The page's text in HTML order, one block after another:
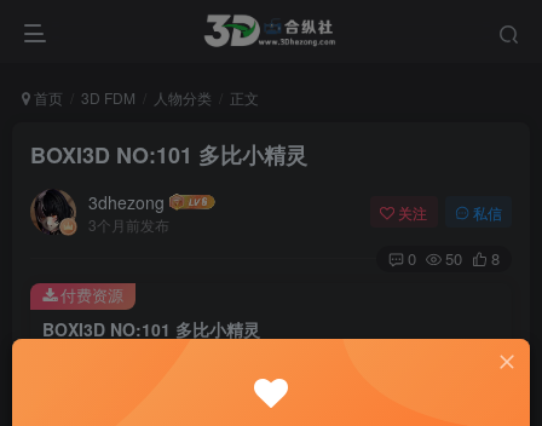
首页 3D FDM 人物分类 正文
BOXI3D NO:101 多比小精灵
3dhezong
3个月前发布
关注 私信
0 50 8
BOXI3D NO:101 多比小精灵
100
付费资源